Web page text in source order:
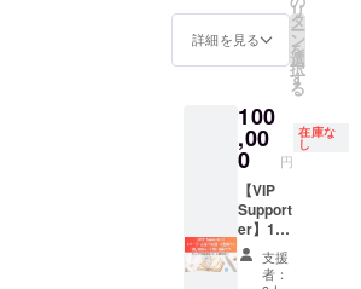
切な人
へのギ
フトに
も ・星
ライフ
の世界
観を
トータ
ルで楽
しみた
い！ 価
格：
12,000
年）に
合わせ
も！
「星の
流れに
寄り添
いなが
ら、自
分の軸
を立て
てい
く」
し手帳
224ペー
ジ予
アロマ
のブレ
ンド＆
解説
シート
・お礼
のメッ
セージ
12の星
90〜
120分予
ショッ
プで使
用する
ナル香
りワー
クシー
ト＆星
の資料
をお選
びくだ
組み合
わせを
ご希望
の際は
「その
他」を
選択
し、備
考欄に
香りの
選び
制作ま
でをバ
ランス
よく習
得。 毎
回の
テーマ
に沿っ
て“香り
【チラ
シ（A5
に封入
してお
届けで
きるプ
レミア
ムリ
ターン
です！
広く
自身の
活動や
サービ
ス（占
アロ
マ・香
りに関
連する
もの限
定）を
手帳内
の「ス
ペシャ
詳細を見る
リ
タ
ー
ン
を
選
択
す
る
100
,00
0 円
在庫な
し
【VIP
Support
er】1
ページ
まるご
支援
者：